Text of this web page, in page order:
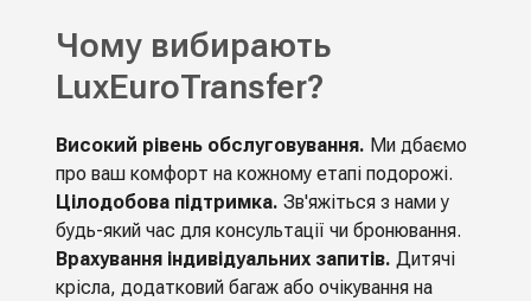
Чому вибирають
LuxEuroTransfer?
Високий рівень обслуговування. Ми дбаємо
про ваш комфорт на кожному етапі подорожі.
Цілодобова підтримка. Зв'яжіться з нами у
будь-який час для консультації чи бронювання.
Врахування індивідуальних запитів. Дитячі
крісла, додатковий багаж або очікування на